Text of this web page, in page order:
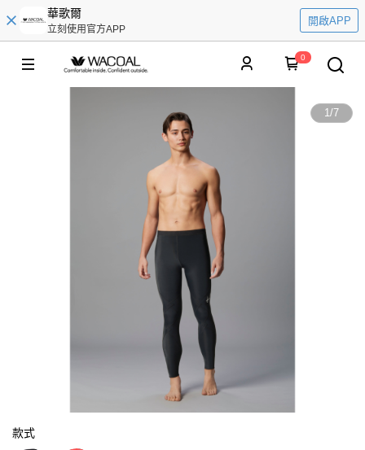
華歌爾
立刻使用官方APP
開啟APP
0
1/7
款式